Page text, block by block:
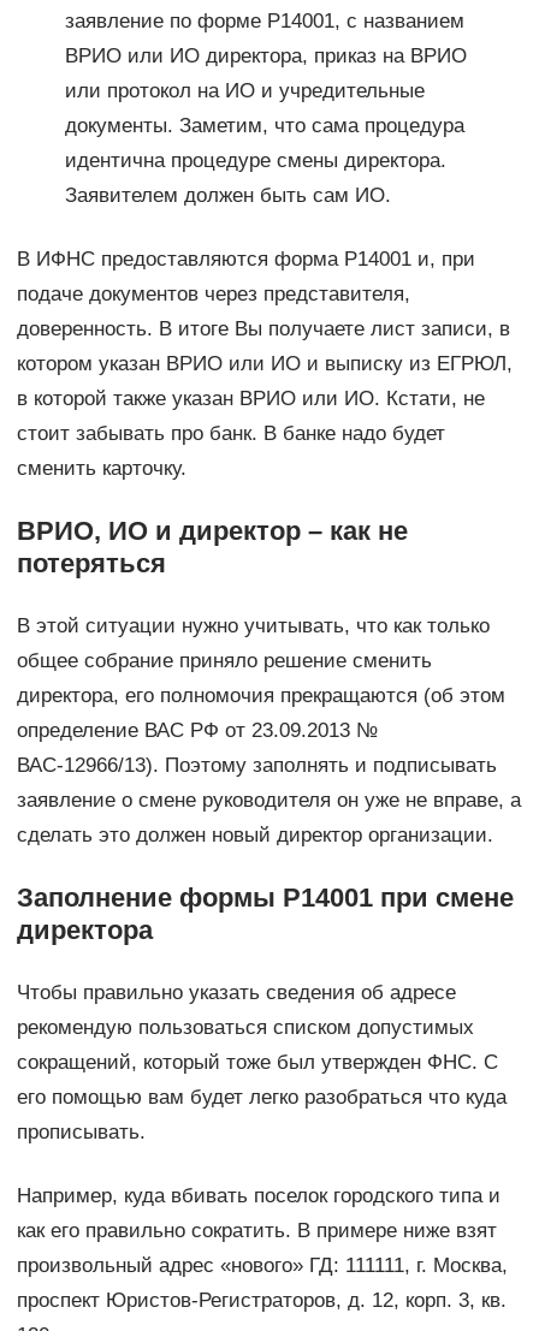
заявление по форме Р14001, с названием
ВРИО или ИО директора, приказ на ВРИО
или протокол на ИО и учредительные
документы. Заметим, что сама процедура
идентична процедуре смены директора.
Заявителем должен быть сам ИО.
В ИФНС предоставляются форма Р14001 и, при
подаче документов через представителя,
доверенность. В итоге Вы получаете лист записи, в
котором указан ВРИО или ИО и выписку из ЕГРЮЛ,
в которой также указан ВРИО или ИО. Кстати, не
стоит забывать про банк. В банке надо будет
сменить карточку.
ВРИО, ИО и директор – как не
потеряться
В этой ситуации нужно учитывать, что как только
общее собрание приняло решение сменить
директора, его полномочия прекращаются (об этом
определение ВАС РФ от 23.09.2013 №
ВАС-12966/13). Поэтому заполнять и подписывать
заявление о смене руководителя он уже не вправе, а
сделать это должен новый директор организации.
Заполнение формы Р14001 при смене
директора
Чтобы правильно указать сведения об адресе
рекомендую пользоваться списком допустимых
сокращений, который тоже был утвержден ФНС. С
его помощью вам будет легко разобраться что куда
прописывать.
Например, куда вбивать поселок городского типа и
как его правильно сократить. В примере ниже взят
произвольный адрес «нового» ГД: 111111, г. Москва,
проспект Юристов-Регистраторов, д. 12, корп. 3, кв.